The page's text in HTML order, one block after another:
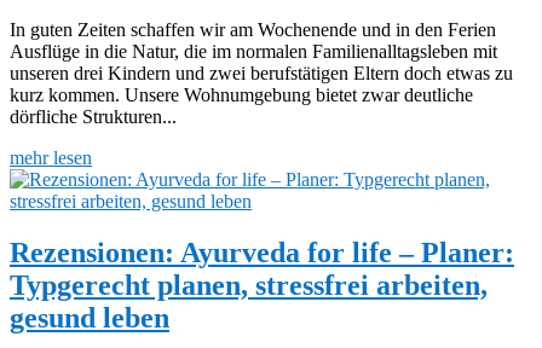
In guten Zeiten schaffen wir am Wochenende und in den Ferien
Ausflüge in die Natur, die im normalen Familienalltagsleben mit
unseren drei Kindern und zwei berufstätigen Eltern doch etwas zu
kurz kommen. Unsere Wohnumgebung bietet zwar deutliche
dörfliche Strukturen...
mehr lesen
Rezensionen: Ayurveda for life – Planer:
Typgerecht planen, stressfrei arbeiten,
gesund leben